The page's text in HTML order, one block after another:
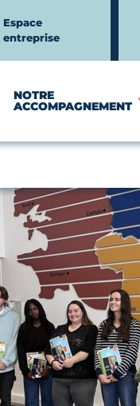
Espace
entreprise
NOTRE
ACCOMPAGNEMENT